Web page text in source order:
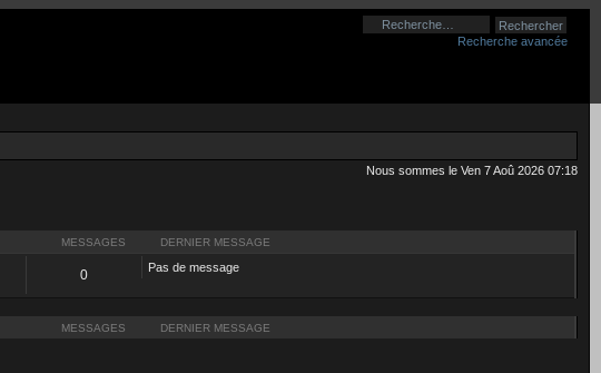
Recherche avancée
Nous sommes le Ven 7 Aoû 2026 07:18
MESSAGES DERNIER MESSAGE
0 Pas de message
MESSAGES DERNIER MESSAGE